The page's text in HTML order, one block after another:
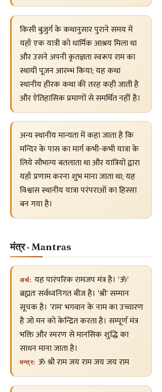
किसी बुज़ुर्ग के कथानुसार पुराने समय में
यहाँ एक यात्री को धार्मिक आश्रय मिला था
और उसने अपनी कृतज्ञता स्वरूप राम का
स्थायी पूजन आरम्भ किया; यह कथा
स्थानीय हीरक कथा की तरह कही जाती है
और ऐतिहासिक प्रमाणों से समर्थित नहीं है।
अन्य स्थानीय मान्यता में कहा जाता है कि
मन्दिर के पास का मार्ग कभी-कभी यात्रा के
लिये सौभाग्य बतलाता था और यात्रियों द्वारा
यहाँ प्रणाम करना शुभ माना जाता था; यह
विश्वास स्थानीय यात्रा परंपराओं का हिस्सा
बन गया है।
मंत्र · Mantras
अर्थ: यह पारंपरिक रामजप मंत्र है। 'ॐ'
ब्रह्मतः सर्वध्वनिगत बीज है। 'श्री' सम्मान
सूचक है। 'राम' भगवान के नाम का उच्चारण
है जो मन को केन्द्रित करता है। सम्पूर्ण मंत्र
भक्ति और स्मरण से मानसिक शुद्धि का
साधन माना जाता है।
मन्त्र: ॐ श्री राम जय राम जय जय राम